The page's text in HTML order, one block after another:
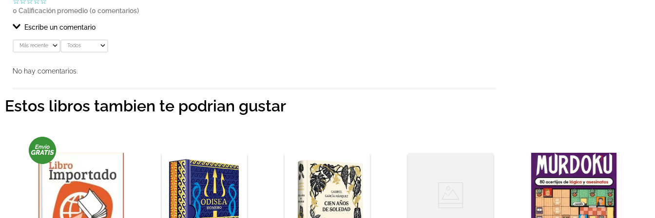
0 Calificación promedio (0 comentarios)
Escribe un comentario
Agregar comentario
★★★
Tu nombre
Dirección de email
Más reciente Todos
No hay comentarios.
Estos libros tambien te podrian gustar